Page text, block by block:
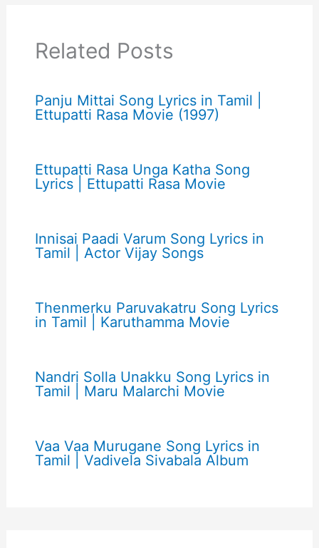
Related Posts
Panju Mittai Song Lyrics in Tamil |
Ettupatti Rasa Movie (1997)
Ettupatti Rasa Unga Katha Song
Lyrics | Ettupatti Rasa Movie
Innisai Paadi Varum Song Lyrics in
Tamil | Actor Vijay Songs
Thenmerku Paruvakatru Song Lyrics
in Tamil | Karuthamma Movie
Nandri Solla Unakku Song Lyrics in
Tamil | Maru Malarchi Movie
Vaa Vaa Murugane Song Lyrics in
Tamil | Vadivela Sivabala Album